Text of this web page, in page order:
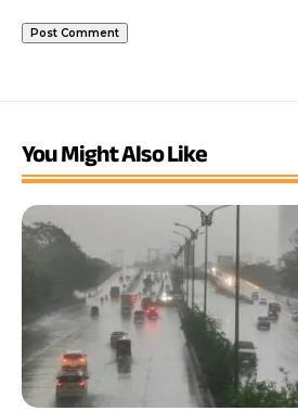
You Might Also Like